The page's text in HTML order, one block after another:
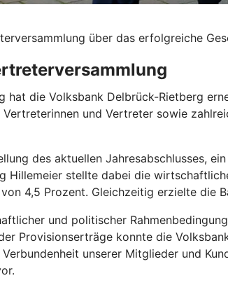
über das erfolgreiche
hat die Volksbank Delbrück-Rietberg
und Vertreter sowie
des aktuellen Jahresabschlusses,
Hillemeier stellte dabei die
4,5 Prozent. Gleichzeitig erzielte die
und politischer
Provisionserträge konnte die
unserer Mitglieder und